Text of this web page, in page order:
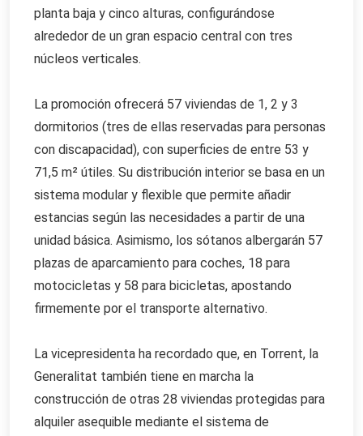
planta baja y cinco alturas, configurándose
alrededor de un gran espacio central con tres
núcleos verticales.
La promoción ofrecerá 57 viviendas de 1, 2 y 3
dormitorios (tres de ellas reservadas para personas
con discapacidad), con superficies de entre 53 y
71,5 m² útiles. Su distribución interior se basa en un
sistema modular y flexible que permite añadir
estancias según las necesidades a partir de una
unidad básica. Asimismo, los sótanos albergarán 57
plazas de aparcamiento para coches, 18 para
motocicletas y 58 para bicicletas, apostando
firmemente por el transporte alternativo.
La vicepresidenta ha recordado que, en Torrent, la
Generalitat también tiene en marcha la
construcción de otras 28 viviendas protegidas para
alquiler asequible mediante el sistema de